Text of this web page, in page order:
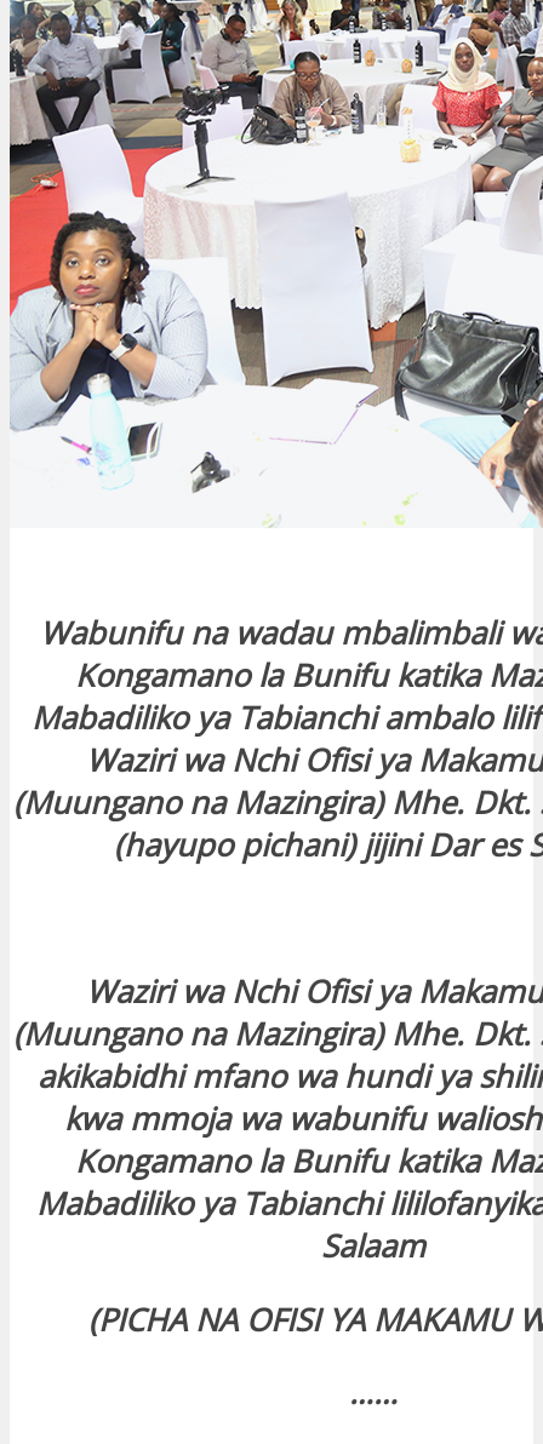
Wabunifu na wadau mbalimbali
Kongamano la Bunifu katika
Mabadiliko ya Tabianchi ambalo
Waziri wa Nchi Ofisi ya
(Muungano na Mazingira) Mhe. Dkt.
(hayupo pichani) jijini Dar es
Waziri wa Nchi Ofisi ya
(Muungano na Mazingira) Mhe. Dkt.
akikabidhi mfano wa hundi ya
kwa mmoja wa wabunifu
Kongamano la Bunifu katika
Mabadiliko ya Tabianchi
Salaam
(PICHA NA OFISI YA MAKAMU
……